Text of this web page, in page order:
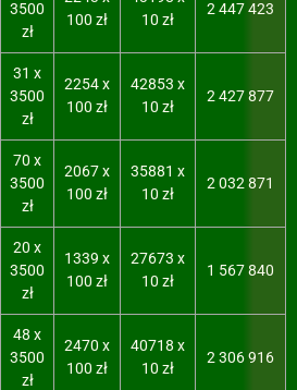
3500
zł
100 zł
10 zł
2 447 423
31 x
3500
zł
2254 x
100 zł
42853 x
10 zł
2 427 877
70 x
3500
zł
2067 x
100 zł
35881 x
10 zł
2 032 871
20 x
3500
zł
1339 x
100 zł
27673 x
10 zł
1 567 840
48 x
3500
zł
2470 x
100 zł
40718 x
10 zł
2 306 916